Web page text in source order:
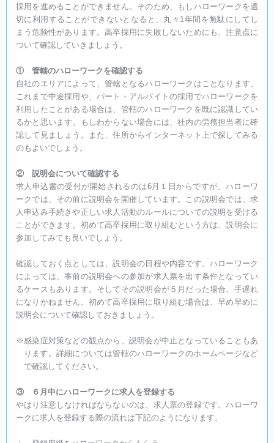
採用を進めることができません。そのため、もしハローワークを適
切に利用することができないとなると、丸々1年間を無駄にしてし
まう危険性があります。高卒採用に失敗しないためにも、注意点に
ついて確認していきましょう。
① 管轄のハローワークを確認する
自社のエリアによって、管轄となるハローワークはことなります。
これまで中途採用や、パート・アルバイトの採用でハローワークを
利用したことがある場合は、管轄のハローワークを既に認識してい
るかと思います。もしわからない場合には、社内の労務担当者に確
認して見ましょう。また、住所からインターネット上で探してみる
のもよいでしょう。
② 説明会について確認する
求人申込書の受付が開始されるのは6月１日からですが、ハローワ
ークでは、その前に説明会を開催しています。この説明会では、求
人申込み手続きや正しい求人活動のルールについての説明を受ける
ことができます。初めて高卒採用に取り組むという方は、説明会に
参加してみても良いでしょう。
確認しておく点としては、説明会の日程や内容です。ハローワーク
によっては、事前の説明会への参加が求人票を出す条件となってい
るケースもあります。そしてその説明会が５月だった場合、手遅れ
になりかねません。初めて高卒採用に取り組む場合は、早め早めに
説明会について確認しておきましょう。
※感染症対策などの観点から、説明会が中止となっていることもあ
ります。詳細については管轄のハローワークのホームページなど
で確認してください。
③ ６月中にハローワークに求人を登録する
やはり注意しなければならないのは、求人票の登録です。ハローワ
ークに求人を登録する際の流れは下記のようになります。